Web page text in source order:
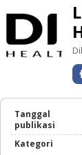
Tanggal
publikasi
Kategori